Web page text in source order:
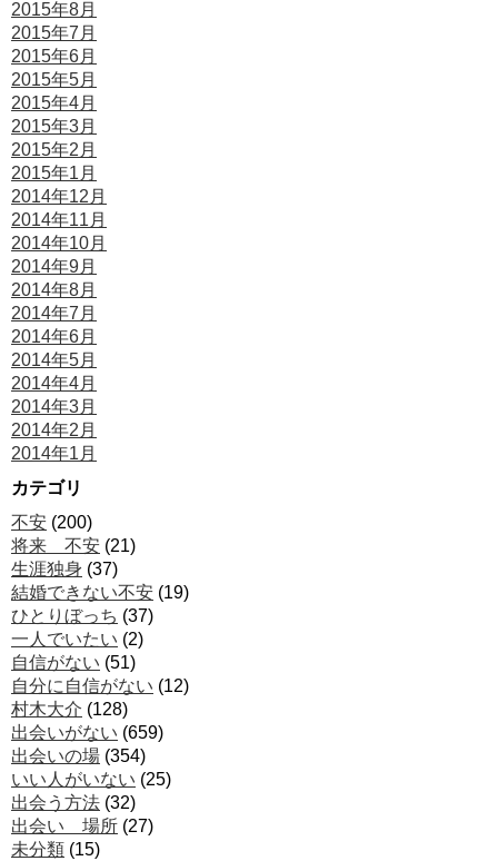
2015年8月
2015年7月
2015年6月
2015年5月
2015年4月
2015年3月
2015年2月
2015年1月
2014年12月
2014年11月
2014年10月
2014年9月
2014年8月
2014年7月
2014年6月
2014年5月
2014年4月
2014年3月
2014年2月
2014年1月
カテゴリ
不安 (200)
将来 不安 (21)
生涯独身 (37)
結婚できない不安 (19)
ひとりぼっち (37)
一人でいたい (2)
自信がない (51)
自分に自信がない (12)
村木大介 (128)
出会いがない (659)
出会いの場 (354)
いい人がいない (25)
出会う方法 (32)
出会い 場所 (27)
未分類 (15)